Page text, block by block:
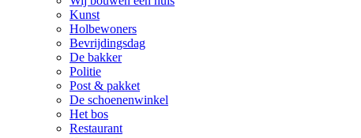
Kunst
Holbewoners
Bevrijdingsdag
De bakker
Politie
Post & pakket
De schoenenwinkel
Het bos
Restaurant